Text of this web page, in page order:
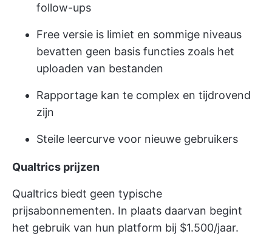
follow-ups
Free versie is limiet en sommige niveaus
bevatten geen basis functies zoals het
uploaden van bestanden
Rapportage kan te complex en tijdrovend
zijn
Steile leercurve voor nieuwe gebruikers
Qualtrics prijzen
Qualtrics biedt geen typische
prijsabonnementen. In plaats daarvan begint
het gebruik van hun platform bij $1.500/jaar.